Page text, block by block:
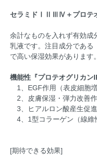
セラミドⅠⅡⅢⅣ＋プロテ
余計なものを入れず有効成
乳液です。注目成分である
で高い保湿効果があります。
機能性『プロテオグリカン
1、EGF作用（表皮細胞増
2、皮膚保湿・弾力改善
3、ヒアルロン酸産生促
4、1型コラーゲン（線維
[期待できる効果]